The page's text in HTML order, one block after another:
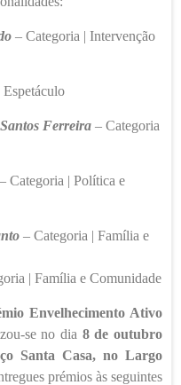
– Categoria | Intervenção
Ferreira – Categoria
– Categoria | Política e
– Categoria | Família e
| Família e Comunidade
Envelhecimento Ativo
se no dia 8 de outubro
Santa Casa, no Largo
prémios às seguintes